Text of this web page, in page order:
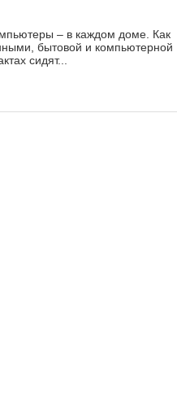
– в каждом доме. Как
бытовой и компьютерной
сидят...